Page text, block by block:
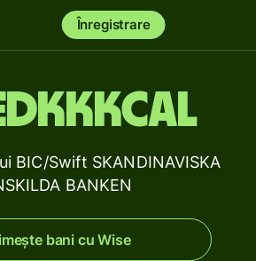
Înregistrare
BIC/Swift SKANDINAVISKA
BANKEN
bani cu Wise